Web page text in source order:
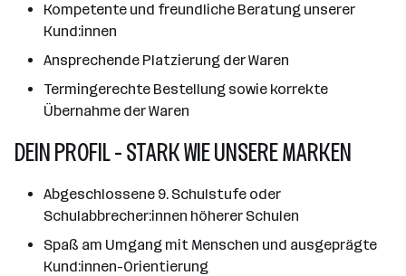
Kompetente und freundliche Beratung unserer
Kund:innen
Ansprechende Platzierung der Waren
Termingerechte Bestellung sowie korrekte
Übernahme der Waren
DEIN PROFIL - STARK WIE UNSERE MARKEN
Abgeschlossene 9. Schulstufe oder
Schulabbrecher:innen höherer Schulen
Spaß am Umgang mit Menschen und ausgeprägte
Kund:innen-Orientierung